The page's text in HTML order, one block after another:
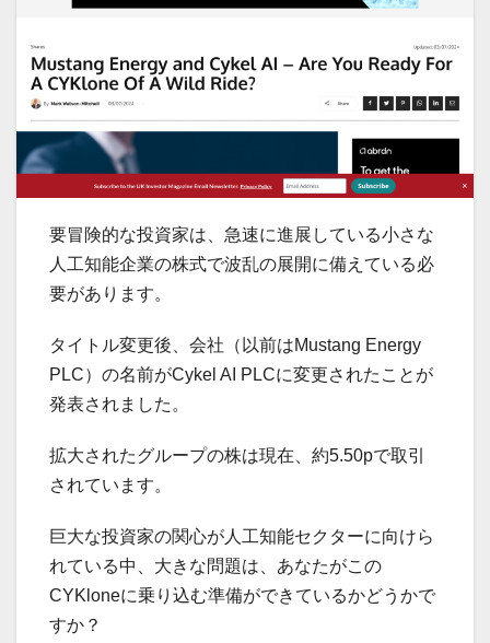
要冒険的な投資家は、急速に進展している小さな
人工知能企業の株式で波乱の展開に備えている必
要があります。
タイトル変更後、会社（以前はMustang Energy
PLC）の名前がCykel AI PLCに変更されたことが
発表されました。
拡大されたグループの株は現在、約5.50pで取引
されています。
巨大な投資家の関心が人工知能セクターに向けら
れている中、大きな問題は、あなたがこの
CYKloneに乗り込む準備ができているかどうかで
すか？